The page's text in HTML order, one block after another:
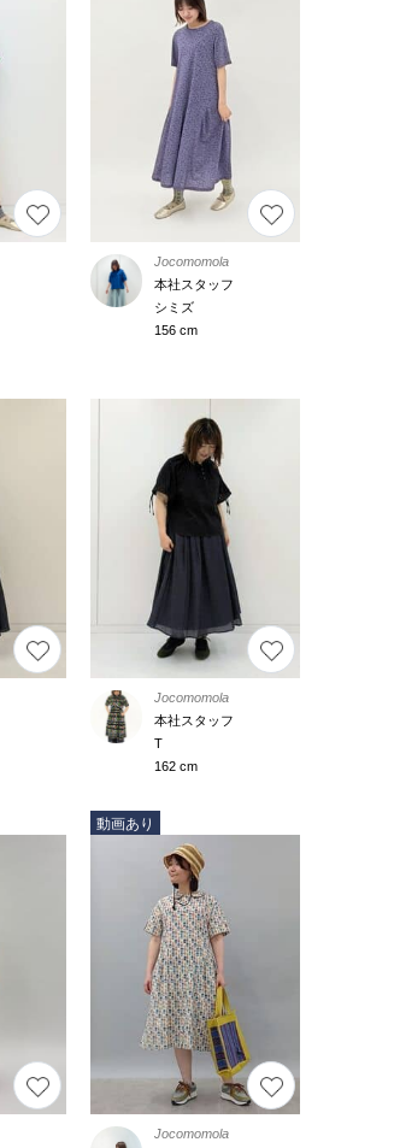
Jocomomola
本社スタッフ
シミズ
156 cm
Jocomomola
本社スタッフ
T
162 cm
動画あり
Jocomomola